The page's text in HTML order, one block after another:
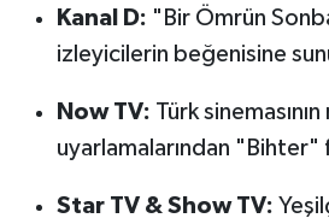
Kanal D: "Bir Ömrün
izleyicilerin beğenisine
Now TV: Türk
uyarlamalarından "Bihter"
Star TV & Show TV: